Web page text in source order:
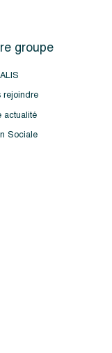
groupe
rejoindre
actualité
Sociale